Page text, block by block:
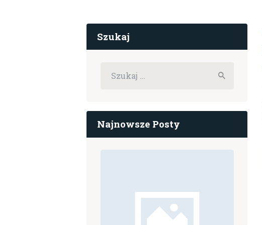
Szukaj
Najnowsze Posty